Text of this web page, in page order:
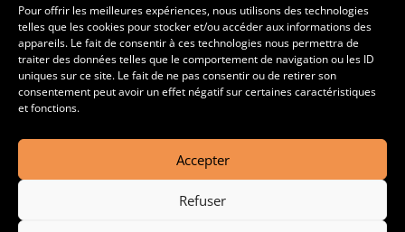
Pour offrir les meilleures expériences, nous utilisons des technologies
telles que les cookies pour stocker et/ou accéder aux informations des
appareils. Le fait de consentir à ces technologies nous permettra de
traiter des données telles que le comportement de navigation ou les ID
uniques sur ce site. Le fait de ne pas consentir ou de retirer son
consentement peut avoir un effet négatif sur certaines caractéristiques
et fonctions.
Accepter
Refuser
INTENT + REVOCATION + VULVODYNIA
COBRA SPELL +
VULVARINE
Accueil Agenda L’association
Le Club
Blog
Shop
Mentions Légales & Conditions Générales de
Vente